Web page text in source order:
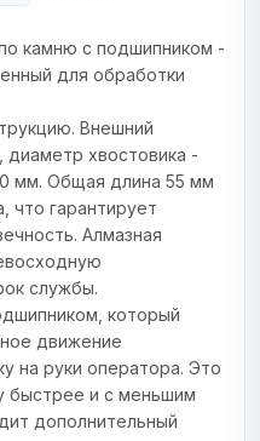
камню с подшипником -
для обработки
Внешний
диаметр хвостовика -
мм. Общая длина 55 мм
что гарантирует
Алмазная
службы.
который
движение
на руки оператора. Это
быстрее и с меньшим
дополнительный